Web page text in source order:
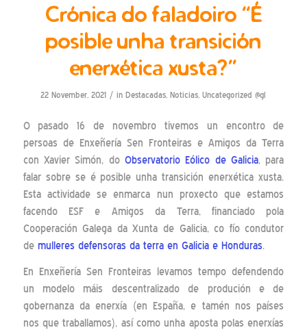
Crónica do faladoiro “É
posible unha transición
enerxética xusta?”
22 November, 2021 / inDestacadas,Noticias,Uncategorized @gl
O pasado 16 de novembro tivemos un encontro de
persoas de Enxeñería Sen Fronteiras e Amigos da Terra
con Xavier Simón, do Observatorio Eólico de Galicia, para
falar sobre se é posible unha transición enerxética xusta.
Esta actividade se enmarca nun proxecto que estamos
facendo ESF e Amigos da Terra, financiado pola
Cooperación Galega da Xunta de Galicia, co fío condutor
demulleres defensoras da terra en Galicia e Honduras.
En Enxeñería Sen Fronteiras levamos tempo defendendo
un modelo máis descentralizado de produción e de
gobernanza da enerxía (en España, e tamén nos países
nos que traballamos), así como unha aposta polas enerxías